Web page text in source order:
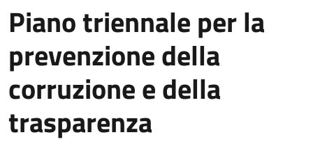
Piano triennale per la
prevenzione della
corruzione e della
trasparenza